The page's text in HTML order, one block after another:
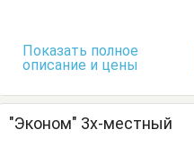
Показать полное
описание и цены
"Эконом" 3х-местный